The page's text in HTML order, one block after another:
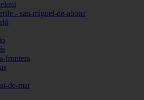
- san-miguel-de-abona
frontera
de-mar